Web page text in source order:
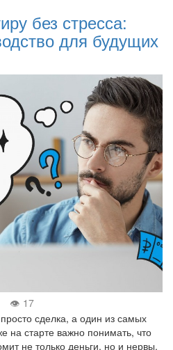
без стресса:
для будущих
17
сделка, а один из самых
на старте важно понимать, что
не только деньги, но и нервы,